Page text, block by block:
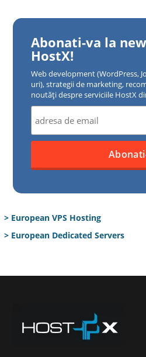
Abonati-va la
HostX!
Web development (WordPress,
uri), strategii de marketing,
noutăți despre serviciile HostX
> European VPS Hosting
> European Dedicated Servers